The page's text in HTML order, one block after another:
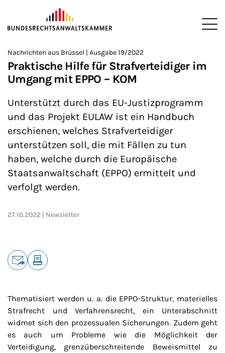
ZUM HAUPTINHALT SPRINGEN
Sie befinden sich hier:
>
Startseite
>
Newsroom
>
Newsletter
>
Nachrichten aus Brüssel
Nachrichten aus Brüssel | Ausgabe 19/2022
Praktische Hilfe für Strafverteidiger im
Umgang mit EPPO – KOM
Unterstützt durch das EU-Justizprogramm
und das Projekt EULAW ist ein Handbuch
erschienen, welches Strafverteidiger
unterstützen soll, die mit Fällen zu tun
haben, welche durch die Europäische
Staatsanwaltschaft (EPPO) ermittelt und
verfolgt werden.
27.10.2022 Newsletter
Teilen
Thematisiert werden u. a. die EPPO-Struktur, materielles
Strafrecht und Verfahrensrecht, ein Unterabschnitt
widmet sich den prozessualen Sicherungen. Zudem geht
es auch um Probleme wie die Möglichkeit der
Verteidigung, grenzüberschreitende Beweismittel zu